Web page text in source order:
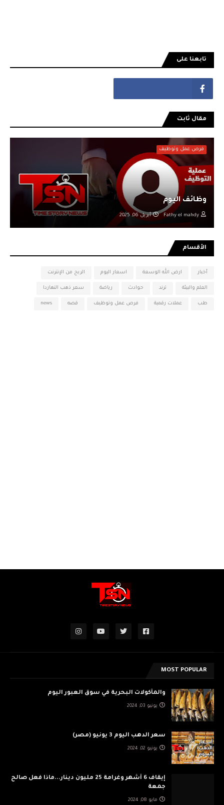
تابعنا على
مقال ثابت
فرص عمل وتوظيف
وظائف اليوم
Fathy el mahdy أبريل 06, 2025
الأقسام
أخبار ارض الله الوسعة اسعار اليوم الربح من الإنترنت
العلم والبيئة ترند حوادث رياضة سعر ذهب النهاردا
طب عملات رقمية فرص عمل وتوظيف قصه news
MOST POPULAR
والمأكولات البحرية في سوق العبور اليوم
يونيو 03, 2024
سعر الدهب اليوم 3 يونيو (مصر)
يونيو 02, 2024
إيقاف 6 أشهر وغرامة 25 مليون دينار...ماذا فعل صالح
جمعة
مايو 08, 2024